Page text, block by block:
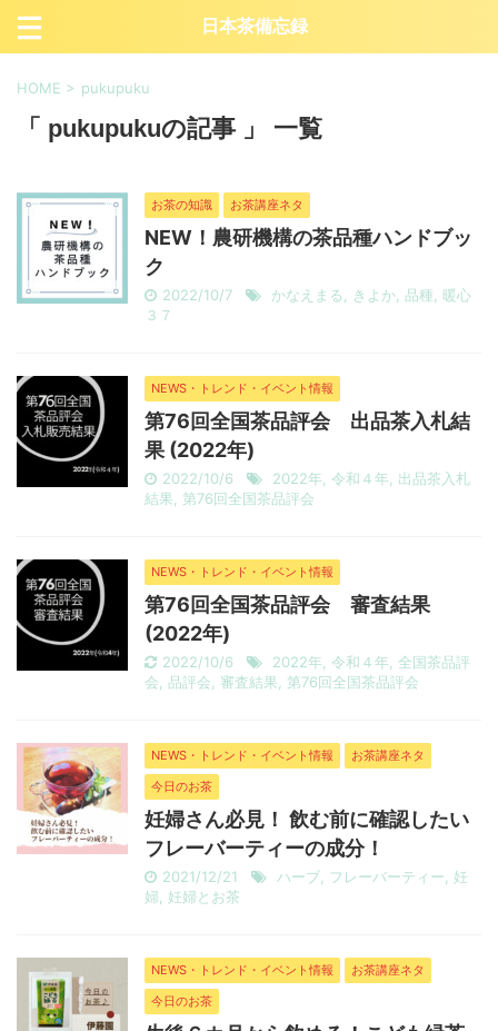
日本茶備忘録
HOME > pukupuku
「 pukupukuの記事 」 一覧
お茶の知識 お茶講座ネタ
NEW！農研機構の茶品種ハンドブッ
ク
2022/10/7 かなえまる きよか 品種 暖心
３７
NEWS・トレンド・イベント情報
第76回全国茶品評会 出品茶入札結
果 (2022年)
2022/10/6 2022年 令和４年 出品茶入札
結果
第76回全国茶品評会
NEWS・トレンド・イベント情報
第76回全国茶品評会 審査結果
(2022年)
2022/10/6 2022年 令和４年 全国茶品評
会 品評会 審査結果 第76回全国茶品評会
NEWS・トレンド・イベント情報
お茶講座ネタ
今日のお茶
妊婦さん必見！ 飲む前に確認したい
フレーバーティーの成分！
2021/12/21 ハーブ フレーバーティー
妊
婦 妊婦とお茶
NEWS・トレンド・イベント情報
お茶講座ネタ
今日のお茶